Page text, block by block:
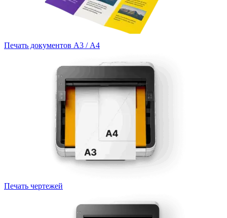
Печать документов А3 / А4
Печать чертежей